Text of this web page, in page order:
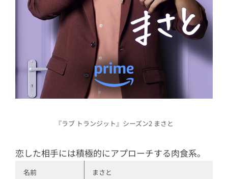
『ラブ トランジット』シーズン2 まさと
恋した相手には積極的にアプローチする肉食系。
名前 まさと